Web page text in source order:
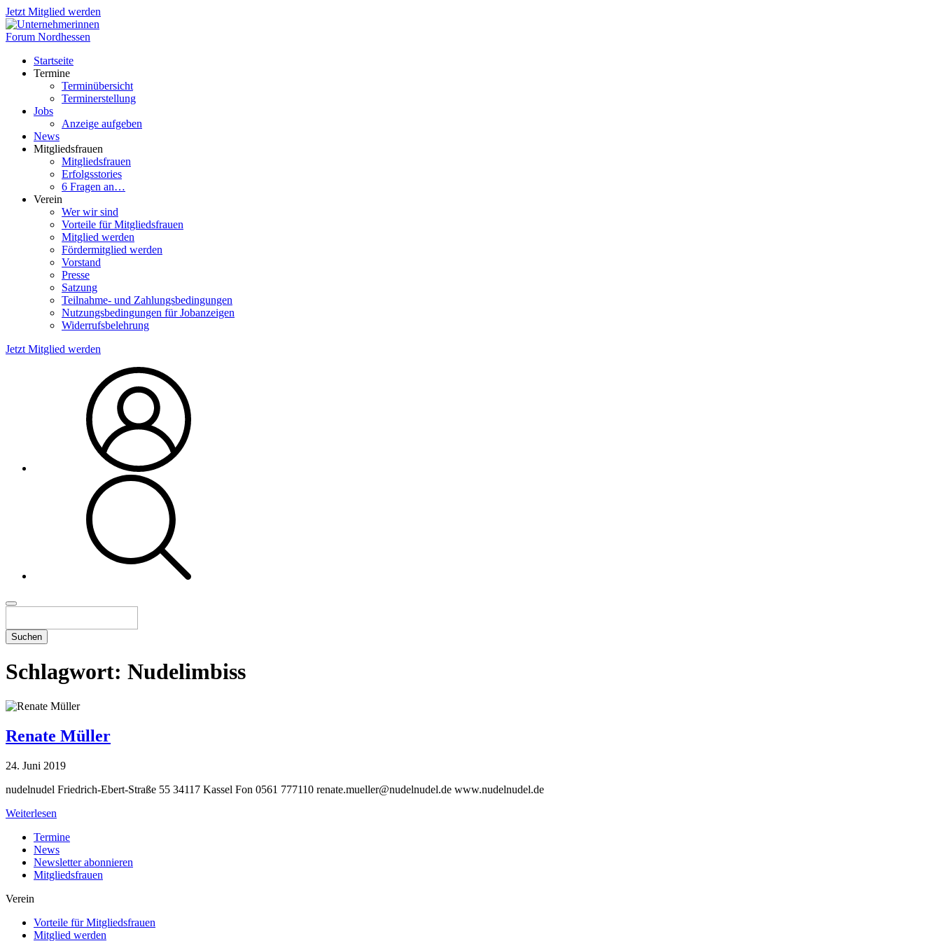
Jetzt Mitglied werden
Startseite
Termine
Terminübersicht
Terminerstellung
Jobs
Anzeige aufgeben
News
Mitgliedsfrauen
Mitgliedsfrauen
Erfolgsstories
6 Fragen an…
Verein
Wer wir sind
Vorteile für Mitgliedsfrauen
Mitglied werden
Fördermitglied werden
Vorstand
Presse
Satzung
Teilnahme- und Zahlungsbedingungen
Nutzungsbedingungen für Jobanzeigen
Widerrufsbelehrung
Jetzt Mitglied werden
Suchen
Schlagwort: Nudelimbiss
Renate Müller
24. Juni 2019
nudelnudel Friedrich-Ebert-Straße 55 34117 Kassel Fon 0561 777110 renate.mueller@nudelnudel.de www.nudelnudel.de
Weiterlesen
Termine
News
Newsletter abonnieren
Mitgliedsfrauen
Verein
Vorteile für Mitgliedsfrauen
Mitglied werden